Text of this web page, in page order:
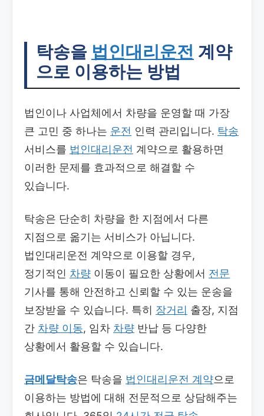
탁송을 법인대리운전 계약
으로 이용하는 방법
법인이나 사업체에서 차량을 운영할 때 가장
큰 고민 중 하나는 운전 인력 관리입니다. 탁송
서비스를 법인대리운전 계약으로 활용하면
이러한 문제를 효과적으로 해결할 수
있습니다.
탁송은 단순히 차량을 한 지점에서 다른
지점으로 옮기는 서비스가 아닙니다.
법인대리운전 계약으로 이용할 경우,
정기적인 차량 이동이 필요한 상황에서 전문
기사를 통해 안전하고 신뢰할 수 있는 운송을
보장받을 수 있습니다. 특히 장거리 출장, 지점
간 차량 이동, 임차 차량 반납 등 다양한
상황에서 활용할 수 있습니다.
금메달탁송은 탁송을 법인대리운전 계약으로
이용하는 방법에 대해 전문적으로 상담해주는